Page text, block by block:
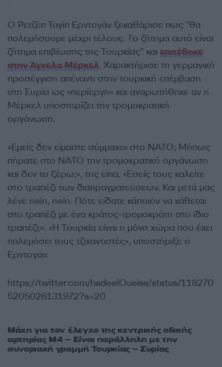
Ο Ρετζέπ Ταγίπ Ερντογάν ξεκαθάρισε πως “θα
πολεμήσουμε μέχρι τέλους. Το ζήτημα αυτό είναι
ζήτημα επιβίωσης της Τουρκίας” και επιτέθηκε
στην Άγκελα Μέρκελ. Χαρακτήρισε τη γερμανική
προσέγγιση απέναντι στην τουρκική επέμβαση
στη Συρία ως «περίεργη» και αναρωτήθηκε αν η
Μέρκελ υποστηρίζει την τρομοκρατική
οργάνωση.
«Εμείς δεν είμαστε σύμμαχοι στο ΝΑΤΟ; Μήπως
πήρατε στο ΝΑΤΟ την τρομοκρατική οργάνωση
και δεν το ξέρω;», της είπα. «Εσείς τους καλείτε
στο τραπέζι των διαπραγματεύσεων. Και μετά μας
λένε nein, nein. Πότε είδατε κάποιον να κάθεται
στο τραπέζι με ένα κράτος-τρομοκράτη στο ίδιο
τραπέζι;». «Η Τουρκία είναι η μόνη χώρα που έχει
πολεμήσει τους τζιχαντιστές», υποστήριξε ο
Ερντογάν.
https://twitter.com/hadeelOueiss/status/118270
5205026131972?s=20
Μάχη για τον έλεγχο της κεντρικής οδικής
αρτηρίας M4 – Είναι παράλληλη με την
συνοριακή γραμμή Τουρκίας – Συρίας